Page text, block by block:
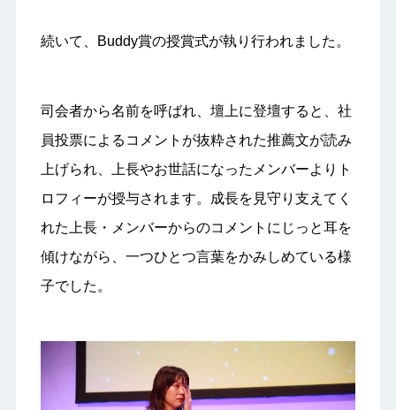
続いて、Buddy賞の授賞式が執り行われました。
司会者から名前を呼ばれ、壇上に登壇すると、社
員投票によるコメントが抜粋された推薦文が読み
上げられ、上長やお世話になったメンバーよりト
ロフィーが授与されます。成長を見守り支えてく
れた上長・メンバーからのコメントにじっと耳を
傾けながら、一つひとつ言葉をかみしめている様
子でした。